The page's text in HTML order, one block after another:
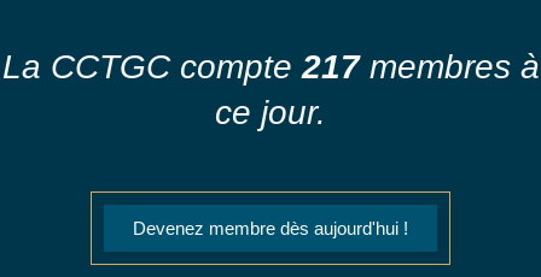
La CCTGC compte 217 membres à
ce jour.
Devenez membre dès aujourd'hui !